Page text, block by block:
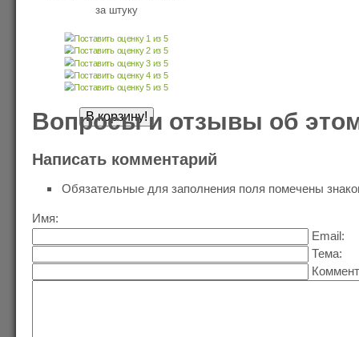
за штуку
Вопросы и отзывы об
Написать комментарий
Обязательные для заполнения поля помечены
Имя:
Email:
Тема: